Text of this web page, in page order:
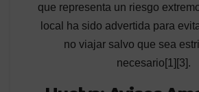
que representa un riesgo
local ha sido advertida para
no viajar salvo que sea
necesario[1][3].